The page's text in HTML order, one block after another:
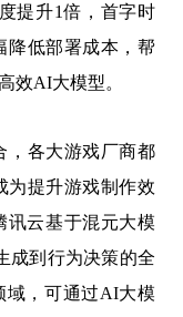
提升1倍，首字时
降低部署成本，帮
效AI大模型。
，各大游戏厂商都
为提升游戏制作效
讯云基于混元大模
成到行为决策的全
域，可通过AI大模